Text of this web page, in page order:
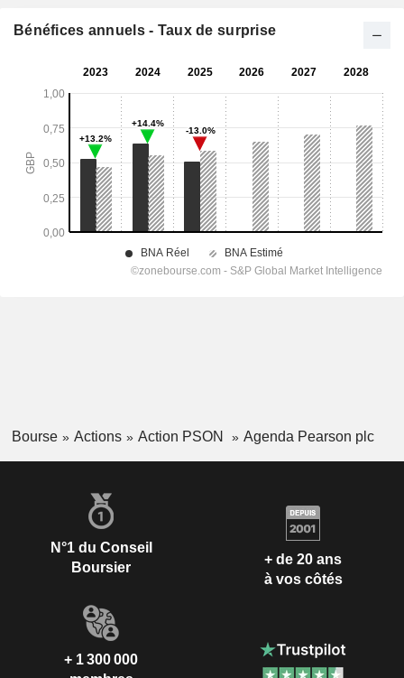
Bénéfices annuels - Taux de surprise
Bourse Actions Action PSON Agenda Pearson plc
N°1 du Conseil
Boursier
+ de 20 ans
à vos côtés
+ 1 300 000